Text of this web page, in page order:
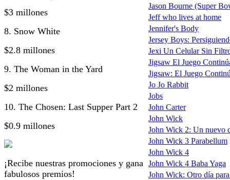
$3 millones
8. Snow White
$2.8 millones
9. The Woman in the Yard
$2 millones
10. The Chosen: Last Supper Part 2
$0.9 millones
¡Recibe nuestras promociones y gana
fabulosos premios!
Jason Bourne (Super
Jeff who lives at home
Jennifer's Body
Jersey Boys:
Jexi Un Celular Sin
Jigsaw El Juego
Jigsaw: El Juego
Jo Jo Rabbit
Jobs
John Carter
John Wick
John Wick 2: Un nuevo
John Wick 3 Parabellum
John Wick 4
John Wick 4 Baba Yaga
John Wick: Otro día